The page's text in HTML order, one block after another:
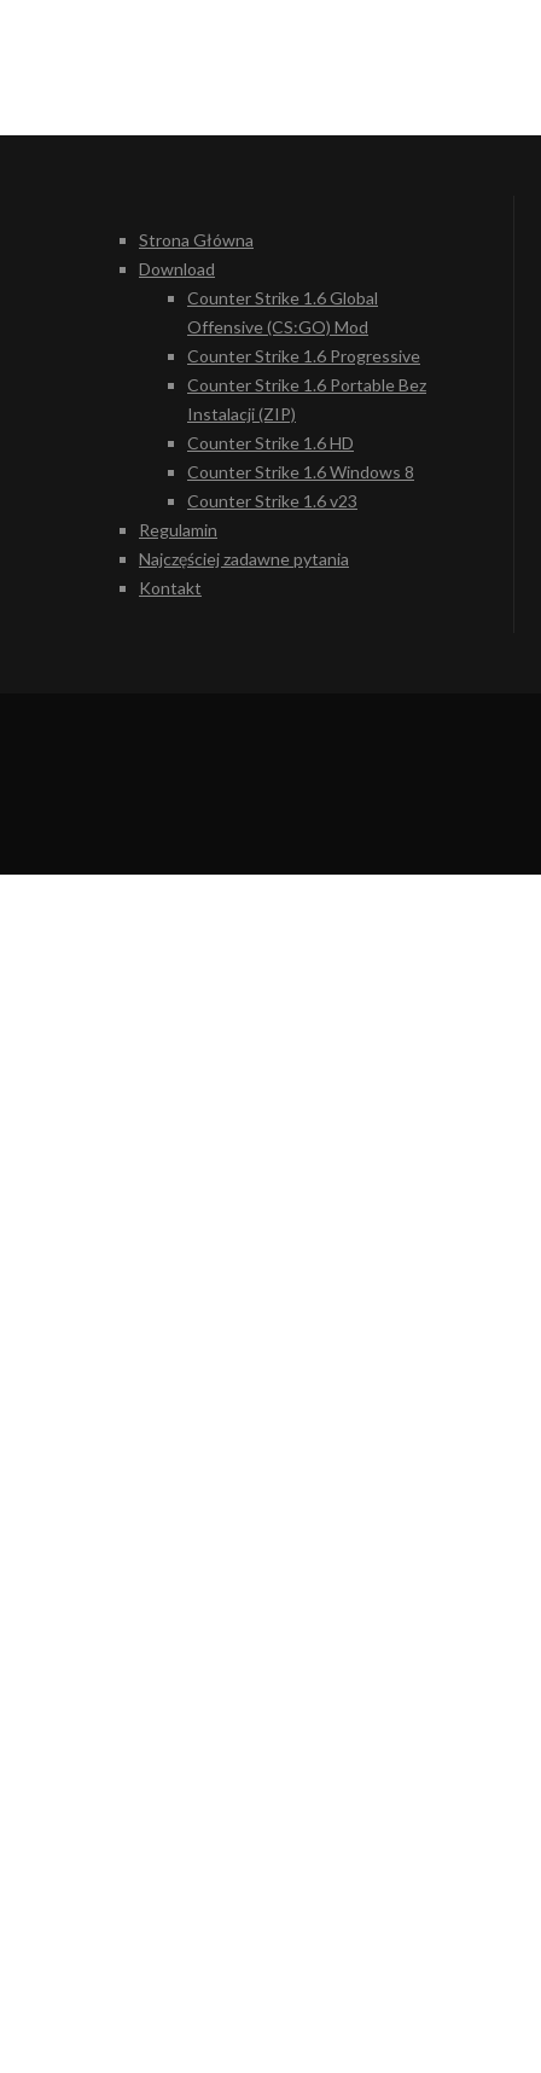
Strona Główna
Download
Counter Strike 1.6 Global
Offensive (CS:GO) Mod
Counter Strike 1.6 Progressive
Counter Strike 1.6 Portable Bez
Instalacji (ZIP)
Counter Strike 1.6 HD
Counter Strike 1.6 Windows 8
Counter Strike 1.6 v23
Regulamin
Najczęściej zadawne pytania
Kontakt